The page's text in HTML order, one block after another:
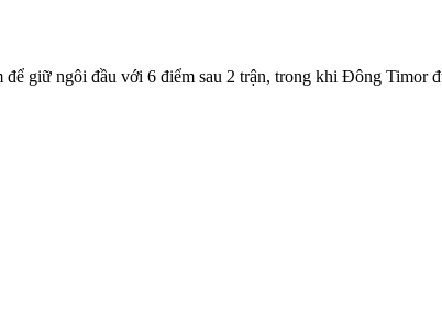
giữ ngôi đầu với 6 điểm sau 2 trận, trong khi Đông Timor